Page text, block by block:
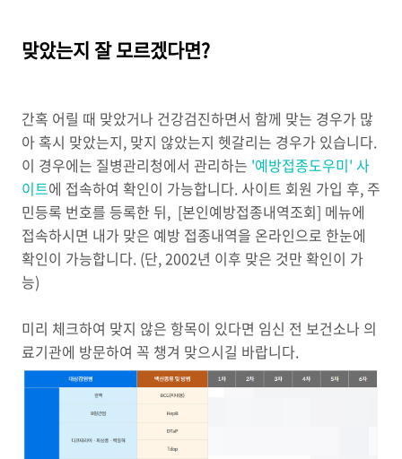
맞았는지 잘 모르겠다면?
간혹 어릴 때 맞았거나 건강검진하면서 함께 맞는 경우가 많
아 혹시 맞았는지, 맞지 않았는지 헷갈리는 경우가 있습니다.
이 경우에는 질병관리청에서 관리하는 '예방접종도우미' 사
이트에 접속하여 확인이 가능합니다. 사이트 회원 가입 후, 주
민등록 번호를 등록한 뒤, [본인예방접종내역조회] 메뉴에
접속하시면 내가 맞은 예방 접종내역을 온라인으로 한눈에
확인이 가능합니다. (단, 2002년 이후 맞은 것만 확인이 가
능)
미리 체크하여 맞지 않은 항목이 있다면 임신 전 보건소나 의
료기관에 방문하여 꼭 챙겨 맞으시길 바랍니다.